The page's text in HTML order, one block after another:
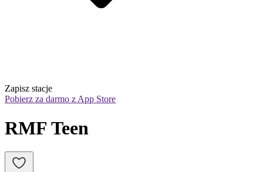
Zapisz stacje
Pobierz za darmo z App Store
RMF Teen